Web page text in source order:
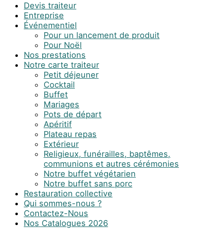
Devis traiteur
Entreprise
Événementiel
Pour un lancement de produit
Pour Noël
Nos prestations
Notre carte traiteur
Petit déjeuner
Cocktail
Buffet
Mariages
Pots de départ
Apéritif
Plateau repas
Extérieur
Religieux, funérailles, baptêmes,
communions et autres cérémonies
Notre buffet végétarien
Notre buffet sans porc
Restauration collective
Qui sommes-nous ?
Contactez-Nous
Nos Catalogues 2026